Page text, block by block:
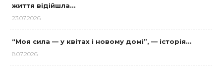
життя відійшла…
23.07.2026
“Моя сила — у квітах і новому домі”, — історія…
8.07.2026